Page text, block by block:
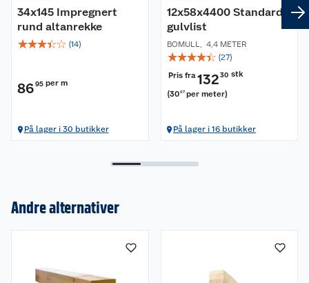
34x145 Impregnert
rund altanrekke
☆☆☆☆☆ (14)
8695 per m
På lager i 30 butikker
12x58x4400 Standard
gulvlist
BOMULL, 4,4 METER
☆☆☆☆☆ (27)
Pris fra132 30 stk
(30 07 per meter)
På lager i 16 butikker
Andre alternativer
Kundeservice
Nyheter